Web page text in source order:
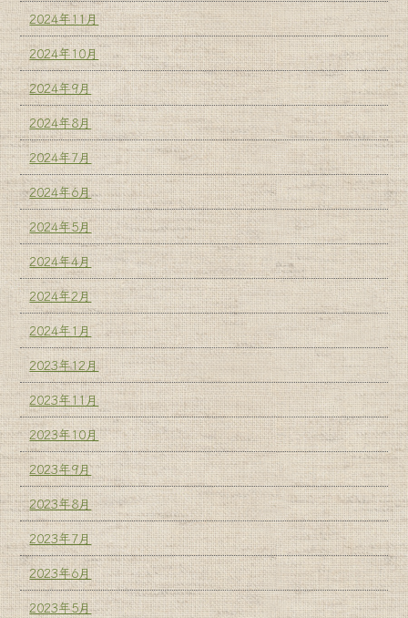
2024年11月
2024年10月
2024年9月
2024年8月
2024年7月
2024年6月
2024年5月
2024年4月
2024年2月
2024年1月
2023年12月
2023年11月
2023年10月
2023年9月
2023年8月
2023年7月
2023年6月
2023年5月